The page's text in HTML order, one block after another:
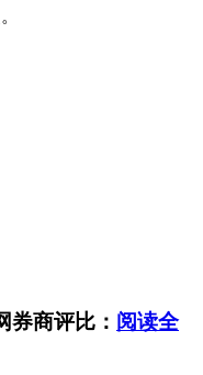
券商评比： 阅读全